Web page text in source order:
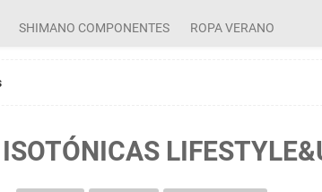
SHIMANO COMPONENTES ROPA VERANO